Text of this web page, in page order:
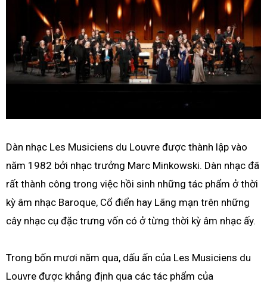
Dàn nhạc Les Musiciens du Louvre được thành lập vào
năm 1982 bởi nhạc trưởng Marc Minkowski. Dàn nhạc đã
rất thành công trong việc hồi sinh những tác phẩm ở thời
kỳ âm nhạc Baroque, Cổ điển hay Lãng mạn trên những
cây nhạc cụ đặc trưng vốn có ở từng thời kỳ âm nhạc ấy.
Trong bốn mươi năm qua, dấu ấn của Les Musiciens du
Louvre được khẳng định qua các tác phẩm của